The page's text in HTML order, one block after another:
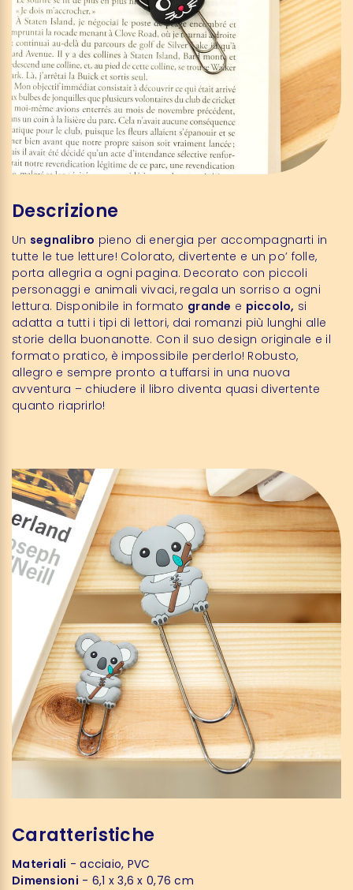
Descrizione
Un segnalibro pieno di energia per accompagnarti in
tutte le tue letture! Colorato, divertente e un po’ folle,
porta allegria a ogni pagina. Decorato con piccoli
personaggi e animali vivaci, regala un sorriso a ogni
lettura. Disponibile in formato grande e piccolo, si
adatta a tutti i tipi di lettori, dai romanzi più lunghi alle
storie della buonanotte. Con il suo design originale e il
formato pratico, è impossibile perderlo! Robusto,
allegro e sempre pronto a tuffarsi in una nuova
avventura – chiudere il libro diventa quasi divertente
quanto riaprirlo!
Caratteristiche
Materiali - acciaio, PVC
Dimensioni - 6,1 x 3,6 x 0,76 cm